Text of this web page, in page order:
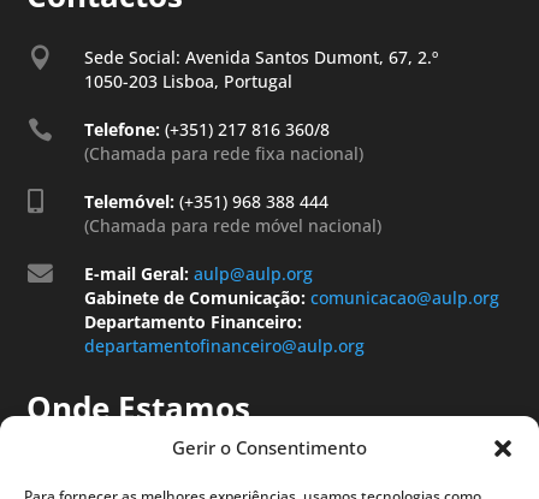
Gerir o Consentimento

Sede Social: Avenida Santos Dumont, 67, 2.º
1050-203 Lisboa, Portugal
 Telefone: (+351) 217 816 360/8
(Chamada para rede fixa nacional)
Telemóvel: (+351) 968 388 444
(Chamada para rede móvel nacional)
 E-mail Geral: aulp@aulp.org
Gabinete de Comunicação: comunicacao@aulp.org
Departamento Financeiro:
departamentofinanceiro@aulp.org
Onde Estamos